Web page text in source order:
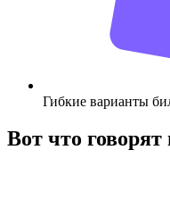
Гибкие варианты
Вот что